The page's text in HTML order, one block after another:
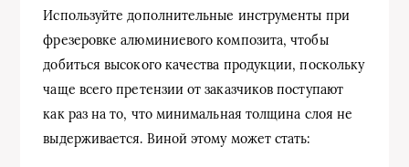
Используйте дополнительные инструменты при
фрезеровке алюминиевого композита, чтобы
добиться высокого качества продукции, поскольку
чаще всего претензии от заказчиков поступают
как раз на то, что минимальная толщина слоя не
выдерживается. Виной этому может стать: